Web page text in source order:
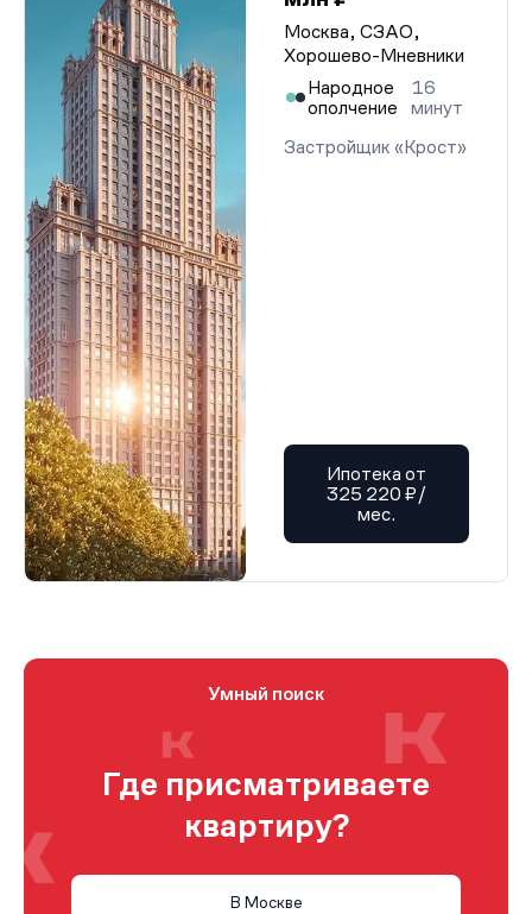
Москва, СЗАО,
Хорошево-Мневники
Народное
ополчение
16
минут
Застройщик «Крост»
Ипотека от
325 220 ₽/
мес.
Умный поиск
Где присматриваете
квартиру?
В Москве